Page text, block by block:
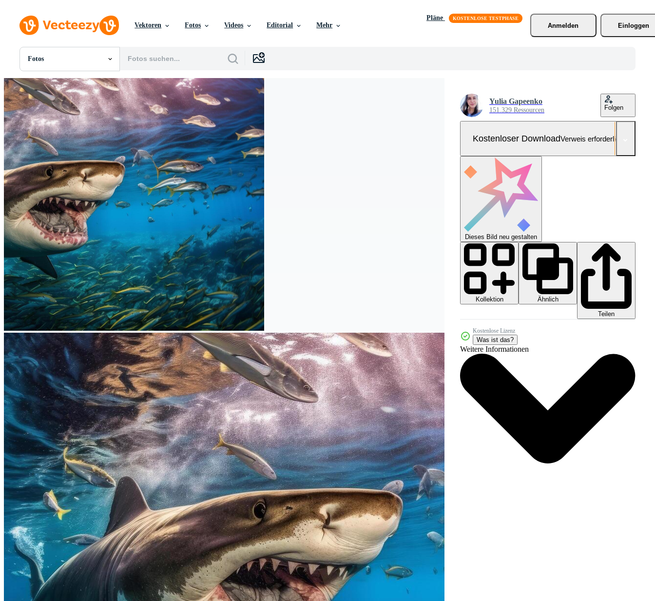
Vektoren Fotos Videos Editorial Mehr
Pläne
Anmelden
Einloggen
Fotos
Alle Bilder
Fotos
PNGs
PSDs
SVGs
Vorlagen
Vektoren
Videos
Motion Graphics
Redaktionelle Bilder
Redaktionelle Ereignisse
Yulia Gapeenko
151.329 Ressourcen Folgen
Kostenloser DownloadVerweis erforderlich
Dieses Bild neu gestalten
Kollektion
Ähnlich
Teilen
Kostenlose Lizenz
Was ist das?
Weitere Informationen